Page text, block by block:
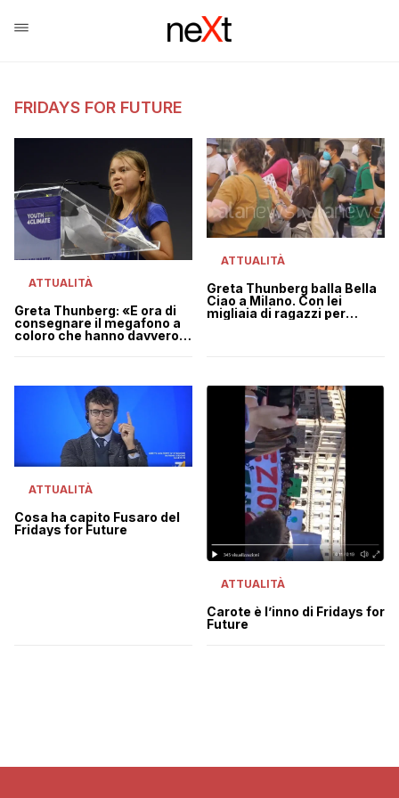
FRIDAYS FOR FUTURE
ATTUALITÀ
Greta Thunberg: «È ora di
consegnare il megafono a
coloro che hanno davvero
ATTUALITÀ
Greta Thunberg balla Bella
Ciao a Milano. Con lei
migliaia di ragazzi per
ATTUALITÀ
Cosa ha capito Fusaro del
Fridays for Future
ATTUALITÀ
Carote è l’inno di Fridays for
Future